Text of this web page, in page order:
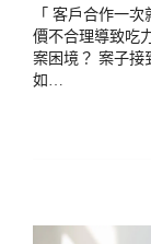
「 客戶合作一
價不合理導致吃
案困境？ 案子接
如…